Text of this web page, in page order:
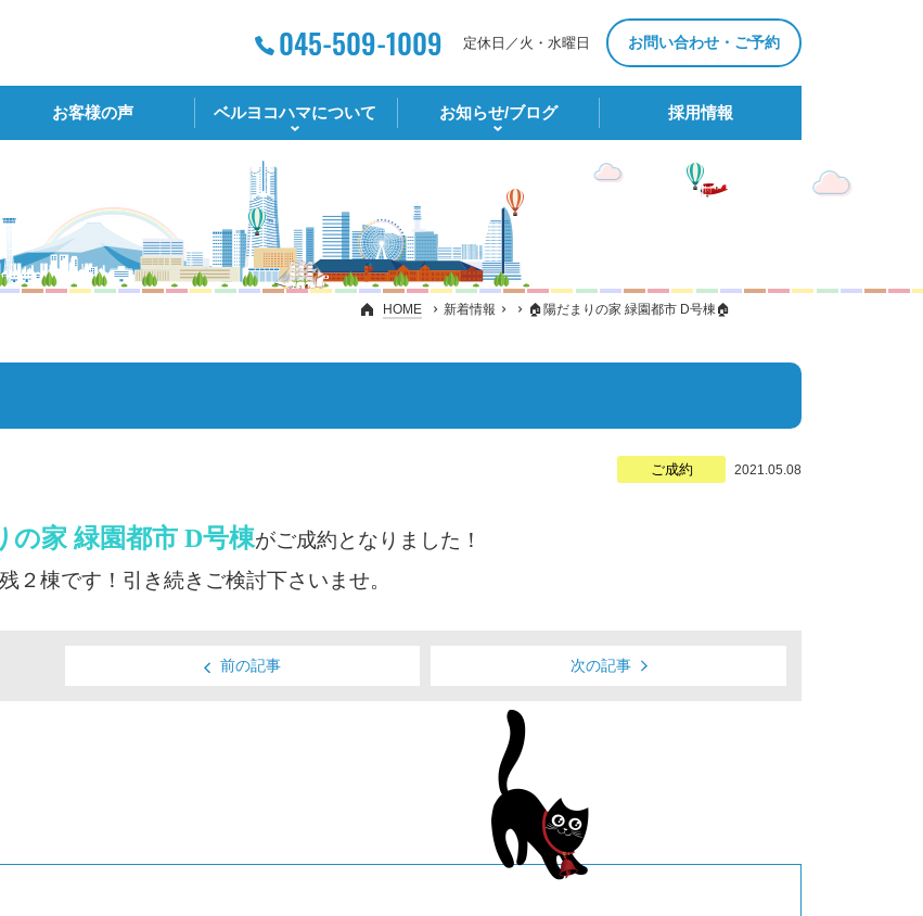
定休日／火・水曜日 お問い合わせ・ご予約
お客様の声 ベルヨコハマについて お知らせ/ブログ 採⽤情報
HOME 新着情報 🏠陽だまりの家 緑園都市 D号棟🏠
ご成約 2021.05.08
の家 緑園都市 D号棟がご成約となりました！
残２棟です！引き続きご検討下さいませ。
次の記事
前の記事